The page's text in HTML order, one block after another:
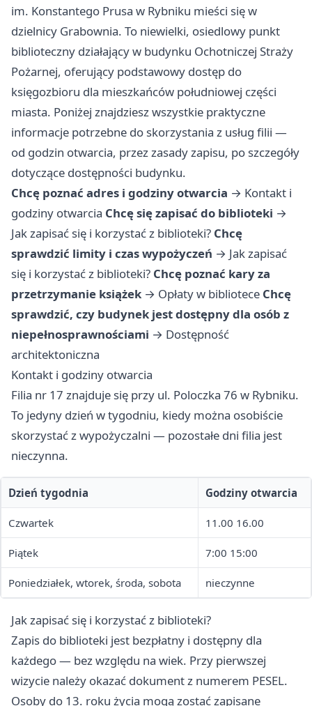
im. Konstantego Prusa w Rybniku mieści się w
dzielnicy Grabownia. To niewielki, osiedlowy punkt
biblioteczny działający w budynku Ochotniczej Straży
Pożarnej, oferujący podstawowy dostęp do
księgozbioru dla mieszkańców południowej części
miasta. Poniżej znajdziesz wszystkie praktyczne
informacje potrzebne do skorzystania z usług filii —
od godzin otwarcia, przez zasady zapisu, po szczegóły
dotyczące dostępności budynku.
Chcę poznać adres i godziny otwarcia → Kontakt i
godziny otwarcia Chcę się zapisać do biblioteki →
Jak zapisać się i korzystać z biblioteki? Chcę
sprawdzić limity i czas wypożyczeń → Jak zapisać
się i korzystać z biblioteki? Chcę poznać kary za
przetrzymanie książek → Opłaty w bibliotece Chcę
sprawdzić, czy budynek jest dostępny dla osób z
niepełnosprawnościami → Dostępność
architektoniczna
Kontakt i godziny otwarcia
Filia nr 17 znajduje się przy ul. Poloczka 76 w Rybniku.
To jedyny dzień w tygodniu, kiedy można osobiście
skorzystać z wypożyczalni — pozostałe dni filia jest
nieczynna.
Dzień tygodnia Godziny otwarcia
Czwartek 11.00 16.00
Piątek 7:00 15:00
Poniedziałek, wtorek, środa, sobota nieczynne
Jak zapisać się i korzystać z biblioteki?
Zapis do biblioteki jest bezpłatny i dostępny dla
każdego — bez względu na wiek. Przy pierwszej
wizycie należy okazać dokument z numerem PESEL.
Osoby do 13. roku życia mogą zostać zapisane